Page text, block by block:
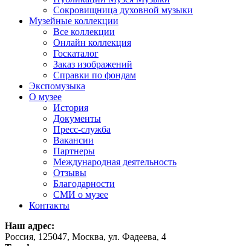
Сокровищница духовной музыки
Музейные коллекции
Все коллекции
Онлайн коллекция
Госкаталог
Заказ изображений
Справки по фондам
Экспомузыка
О музее
История
Документы
Пресс-служба
Вакансии
Партнеры
Международная деятельность
Отзывы
Благодарности
СМИ о музее
Контакты
Наш адрес:
Россия, 125047, Москва, ул. Фадеева, 4